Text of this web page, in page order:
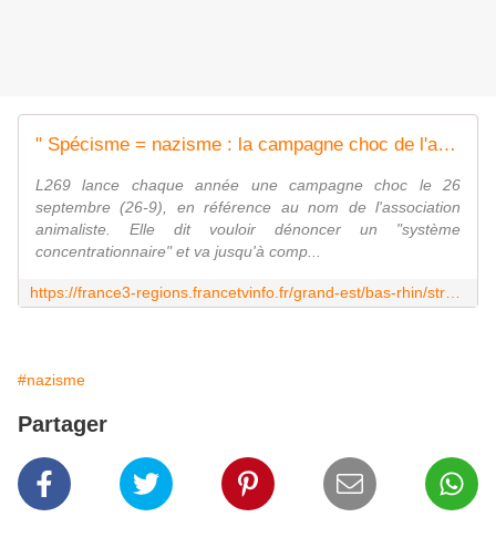
" Spécisme = nazisme : la campagne choc de l'association animaliste L269 à Strasbourg "
L269 lance chaque année une campagne choc le 26
septembre (26-9), en référence au nom de l'association
animaliste. Elle dit vouloir dénoncer un "système
concentrationnaire" et va jusqu'à comp...
#nazisme
Partager